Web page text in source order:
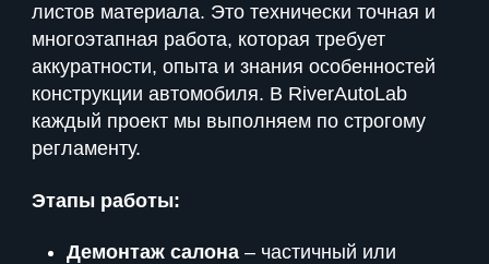
листов материала. Это технически точная и
многоэтапная работа, которая требует
аккуратности, опыта и знания особенностей
конструкции автомобиля. В RiverAutoLab
каждый проект мы выполняем по строгому
регламенту.
Этапы работы:
Демонтаж салона – частичный или